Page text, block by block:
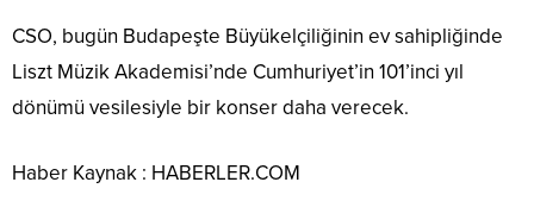
CSO, bugün Budapeşte Büyükelçiliğinin ev sahipliğinde
Liszt Müzik Akademisi’nde Cumhuriyet’in 101’inci yıl
dönümü vesilesiyle bir konser daha verecek.
Haber Kaynak : HABERLER.COM